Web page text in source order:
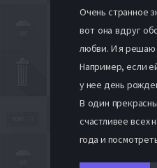
Очень странное
вот она вдруг
любви. И я решаю
Например, если
у нее день
В один
счастливее всех
года и